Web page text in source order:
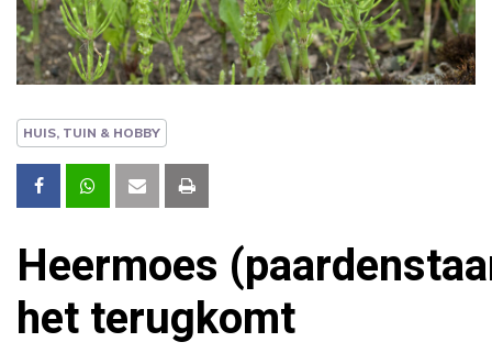
HUIS, TUIN & HOBBY
Heermoes
het terugkomt